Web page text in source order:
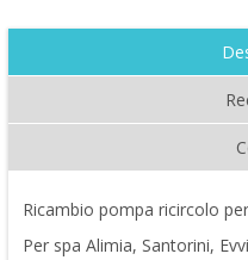
Ricambio pompa ricircolo
Per spa Alimia, Santorini,